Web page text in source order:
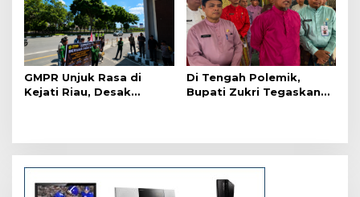
GMPR Unjuk Rasa di
Kejati Riau, Desak
Di Tengah Polemik,
Bupati Zukri Tegaskan